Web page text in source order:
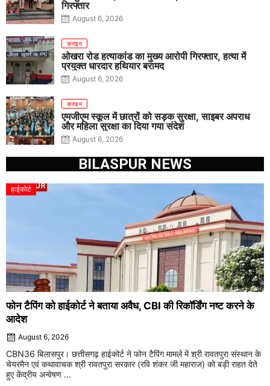
गिरफ्तार
August 6, 2026
क्राइम
ओखरा रोड हत्याकांड का मुख्य आरोपी गिरफ्तार, हत्या में
प्रयुक्त धारदार हथियार बरामद
August 6, 2026
क्राइम
एमजीएम स्कूल में छात्रों को सड़क सुरक्षा, साइबर अपराध
और महिला सुरक्षा का दिया गया संदेश
August 6, 2026
BILASPUR NEWS
हाईकोर्ट
फोन टैपिंग को हाईकोर्ट ने बताया अवैध, CBI की रिकॉर्डिंग नष्ट करने के
आदेश
August 6, 2026
CBN36 बिलासपुर। छत्तीसगढ़ हाईकोर्ट ने फोन टैपिंग मामले में श्री रावतपुरा संस्थान के
चेयरमैन एवं कथावाचक श्री रावतपुरा सरकार (रवि शंकर जी महाराज) को बड़ी राहत देते
हुए केंद्रीय अन्वेषण ...